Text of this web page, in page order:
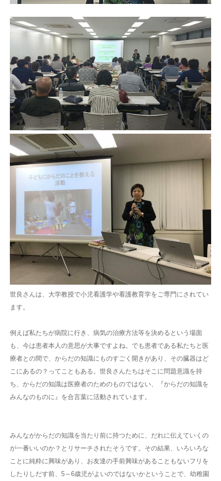
世良さんは、大学教授で小児看護学や看護教育学をご専門にされてい
ます。
例えば私たちが病院に行き、病気の治療方法等を決めるという場面
も、今は患者本人の意思が大事ですよね。でも患者である私たちと医
療者との間で、からだの知識にものすごく開きがあり、その臓器はど
こにあるの？ってこともある。世良さんたちはそこに問題意識を持
ち、からだの知識は医療者のためのものではない、『からだの知識を
みんなのものに』を合言葉に活動されています。
みんながからだの知識を当たり前に持つために、だれに伝えていくの
が一番いいのか？とリサーチされたそうです。その結果、いろいろな
ことに純粋に興味があり、お友達の手前興味があることもないフリを
したりしだす前、5～6歳児がよいのではないかということで、幼稚園